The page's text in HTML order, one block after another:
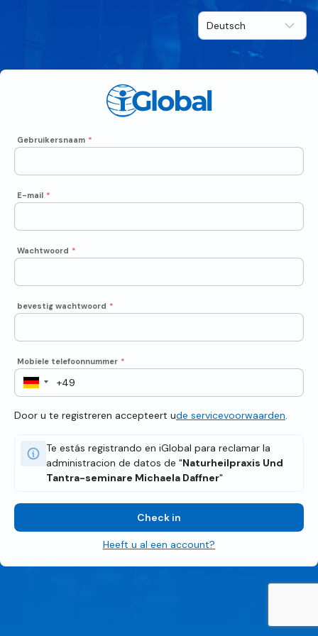
Gebruikersnaam *
E-mail *
Wachtwoord *
bevestig wachtwoord *
Mobiele telefoonnummer *
Door u te registreren accepteert ude servicevoorwaarden.
Te estás registrando en iGlobal para reclamar la
administracion de datos de "Naturheilpraxis Und
Tantra-seminare Michaela Daffner"
Check in
Heeft u al een account?